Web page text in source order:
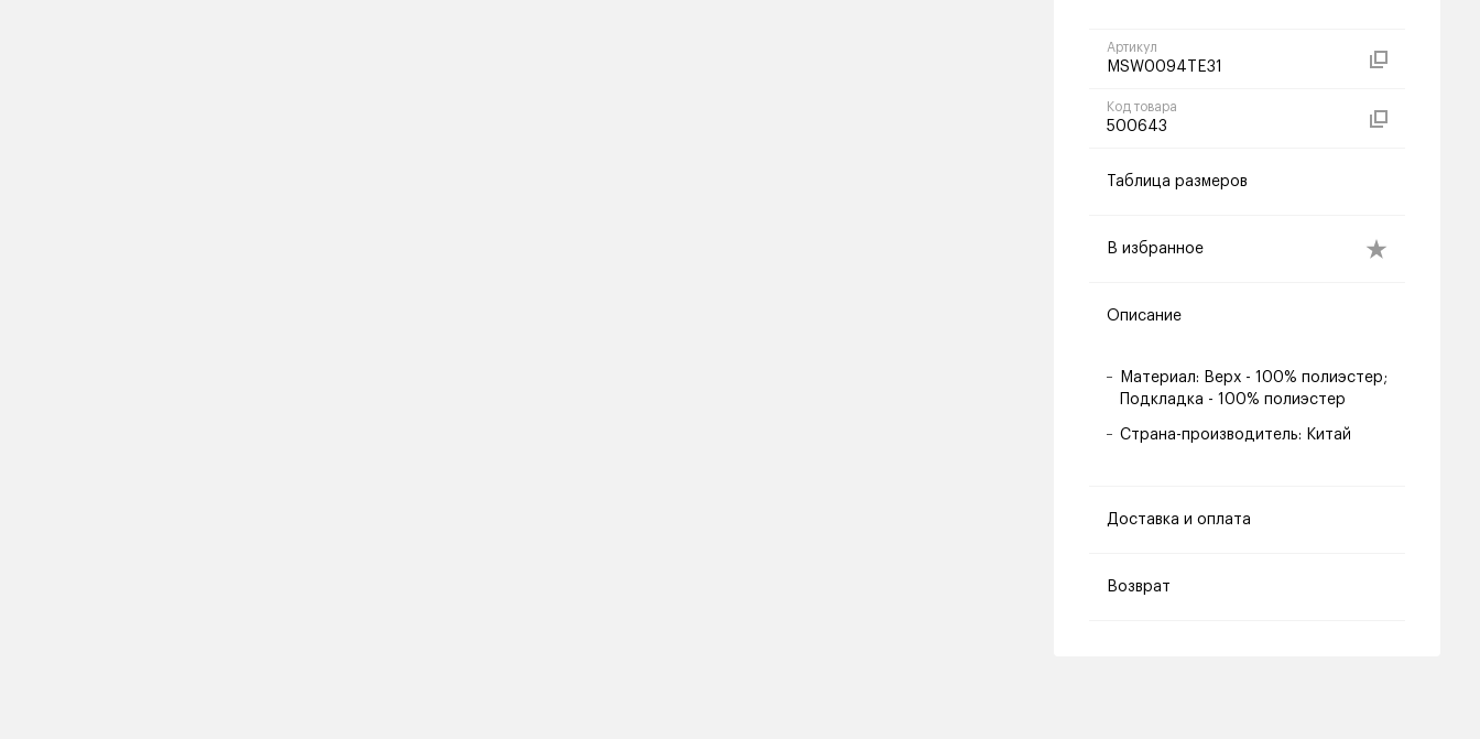
Артикул
MSW0094TE31
Код товара
500643
Таблица размеров
В избранное
Описание
Материал: Верх - 100% полиэстер;
Подкладка - 100% полиэстер
Страна-производитель: Китай
Доставка и оплата
Возврат